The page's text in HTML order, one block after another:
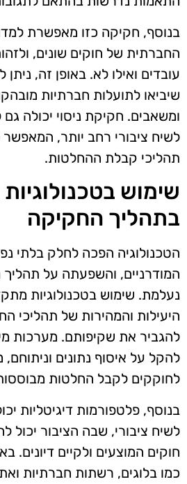
בנוסף, חקיקה כזו מאפשרת
החברתית של חוקים שונים,
עובדים ואילו לא. באופן זה,
שיביאו לתועלות חברתיות
ומשאבים. חקיקת ניסוי יכולה
לשיח ציבורי רחב יותר,
תהליכי קבלת ההחלטות.
שימוש
בתהליך החקיקה
הטכנולוגיה הפכה לחלק בלתי
המודרניים, והשפעתה על
נעלמת. שימוש בטכנולוגיות
היעילות והמהירות של תהליכי
להגביר את שקיפותם. מערכות
להקל על איסוף נתונים
לחוקקים לקבל החלטות
בנוסף, פלטפורמות דיגיטליות
לשיח ציבורי, שבה הציבור יכול
חוקים המוצעים ולקיים דיונים.
כמו בלוגים, רשתות חברתיות